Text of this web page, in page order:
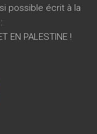
possible écrit à la
EN PALESTINE !